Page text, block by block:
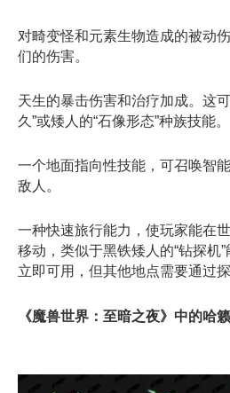
对畸变怪和元素生物造成的被动
们的伤害。
天生的暴击伤害和治疗加成。这
久”或矮人的“石像形态”种族技能。
一个地面指向性技能，可召唤智
敌人。
一种快速旅行能力，使玩家能在
移动，类似于黑铁矮人的“钻探机
立即可用，但其他地点需要通过
《魔兽世界：至暗之夜》中的哈